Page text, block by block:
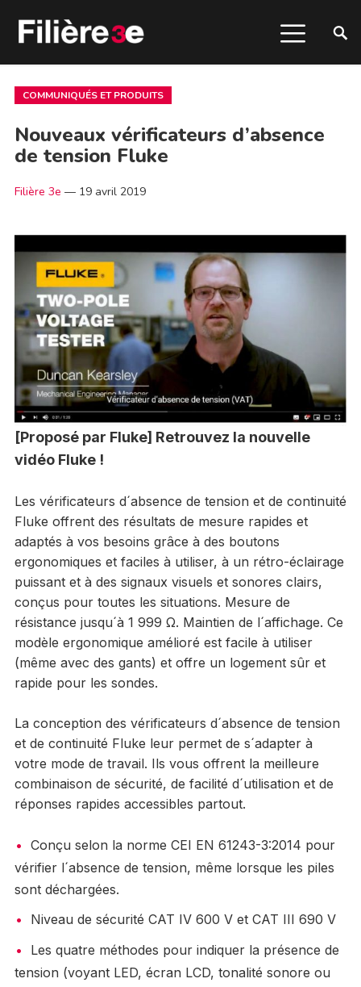
COMMUNIQUÉS ET PRODUITS
Nouveaux vérificateurs d’absence
de tension Fluke
Filière 3e — 19 avril 2019
[Proposé par Fluke] Retrouvez la nouvelle
vidéo Fluke !
Les vérificateurs d´absence de tension et de continuité
Fluke offrent des résultats de mesure rapides et
adaptés à vos besoins grâce à des boutons
ergonomiques et faciles à utiliser, à un rétro-éclairage
puissant et à des signaux visuels et sonores clairs,
conçus pour toutes les situations. Mesure de
résistance jusqu´à 1 999 Ω. Maintien de l´affichage. Ce
modèle ergonomique amélioré est facile à utiliser
(même avec des gants) et offre un logement sûr et
rapide pour les sondes.
La conception des vérificateurs d´absence de tension
et de continuité Fluke leur permet de s´adapter à
votre mode de travail. Ils vous offrent la meilleure
combinaison de sécurité, de facilité d´utilisation et de
réponses rapides accessibles partout.
Conçu selon la norme CEI EN 61243-3:2014 pour
vérifier l´absence de tension, même lorsque les piles
sont déchargées.
Niveau de sécurité CAT IV 600 V et CAT III 690 V
Les quatre méthodes pour indiquer la présence de
tension (voyant LED, écran LCD, tonalité sonore ou